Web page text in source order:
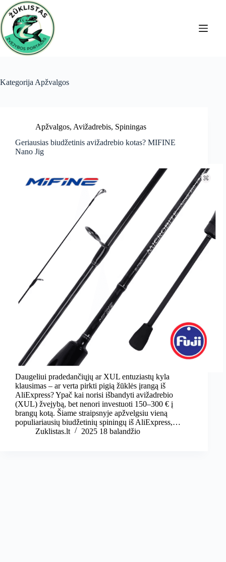
Skip
to
content
Kategorija Apžvalgos
Apžvalgos, Avižadrebis, Spiningas
Geriausias biudžetinis avižadrebio kotas? MIFINE
Nano Jig
Daugeliui pradedančiųjų ar XUL entuziastų kyla
klausimas – ar verta pirkti pigią žūklės įrangą iš
AliExpress? Ypač kai norisi išbandyti avižadrebio
(XUL) žvejybą, bet nenori investuoti 150–300 € į
brangų kotą. Šiame straipsnyje apžvelgsiu vieną
populiariausių biudžetinių spiningų iš AliExpress,…
Zuklistas.lt
2025 18 balandžio